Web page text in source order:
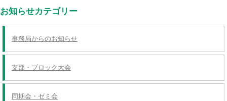
ョ
お知らせカテゴリー
事務局からのお知らせ
支部・ブロック大会
同期会・ゼミ会